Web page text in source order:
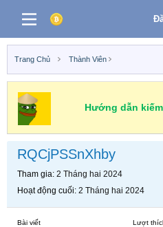
Trang Chủ Thành Viên
Hướng dẫn
RQCjPSSnXhby
Tham gia 2 Tháng hai 2024
Hoạt động cuối 2 Tháng hai 2024
Bài viết Lượt